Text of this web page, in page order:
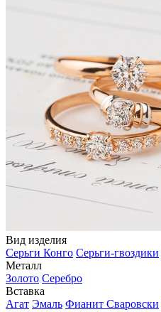
Вид изделия
Серьги Конго Серьги-гвоздики
Металл
Золото Серебро
Вставка
Агат Эмаль Фианит Сваровски